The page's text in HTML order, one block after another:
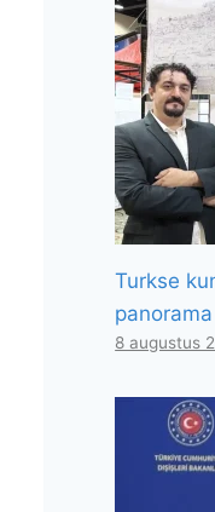
Turkse
8 augustus